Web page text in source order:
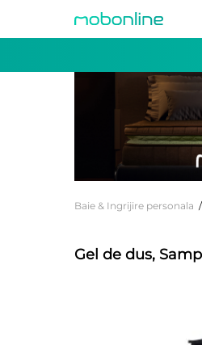
Baie & Ingrijire personala /
Gel de dus,